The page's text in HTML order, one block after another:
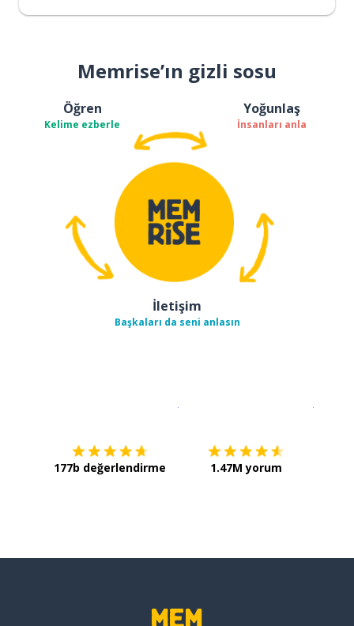
Memrise’ın gizli sosu
Öğren
Kelime ezberle
Yoğunlaş
İnsanları anla
İletişim
Başkaları da seni anlasın
177b değerlendirme 1.47M yorum